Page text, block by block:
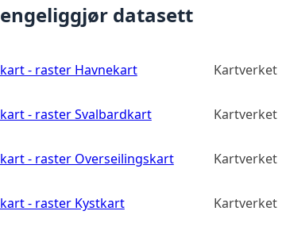
datasett
- raster Havnekart Kartverket
- raster Svalbardkart Kartverket
- raster Overseilingskart Kartverket
- raster Kystkart Kartverket